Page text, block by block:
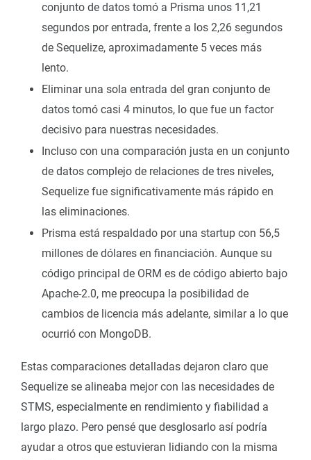
conjunto de datos tomó a Prisma unos 11,21
segundos por entrada, frente a los 2,26 segundos
de Sequelize, aproximadamente 5 veces más
lento.
Eliminar una sola entrada del gran conjunto de
datos tomó casi 4 minutos, lo que fue un factor
decisivo para nuestras necesidades.
Incluso con una comparación justa en un conjunto
de datos complejo de relaciones de tres niveles,
Sequelize fue significativamente más rápido en
las eliminaciones.
Prisma está respaldado por una startup con 56,5
millones de dólares en financiación. Aunque su
código principal de ORM es de código abierto bajo
Apache-2.0, me preocupa la posibilidad de
cambios de licencia más adelante, similar a lo que
ocurrió con MongoDB.
Estas comparaciones detalladas dejaron claro que
Sequelize se alineaba mejor con las necesidades de
STMS, especialmente en rendimiento y fiabilidad a
largo plazo. Pero pensé que desglosarlo así podría
ayudar a otros que estuvieran lidiando con la misma